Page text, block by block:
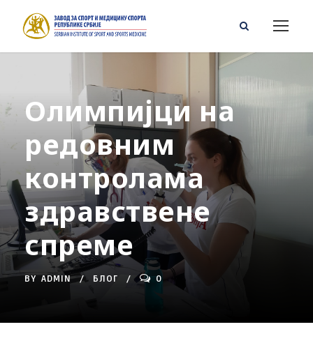
Олимпијци на
редовним
контролама
здравствене
спреме
BY ADMIN БЛОГ 0